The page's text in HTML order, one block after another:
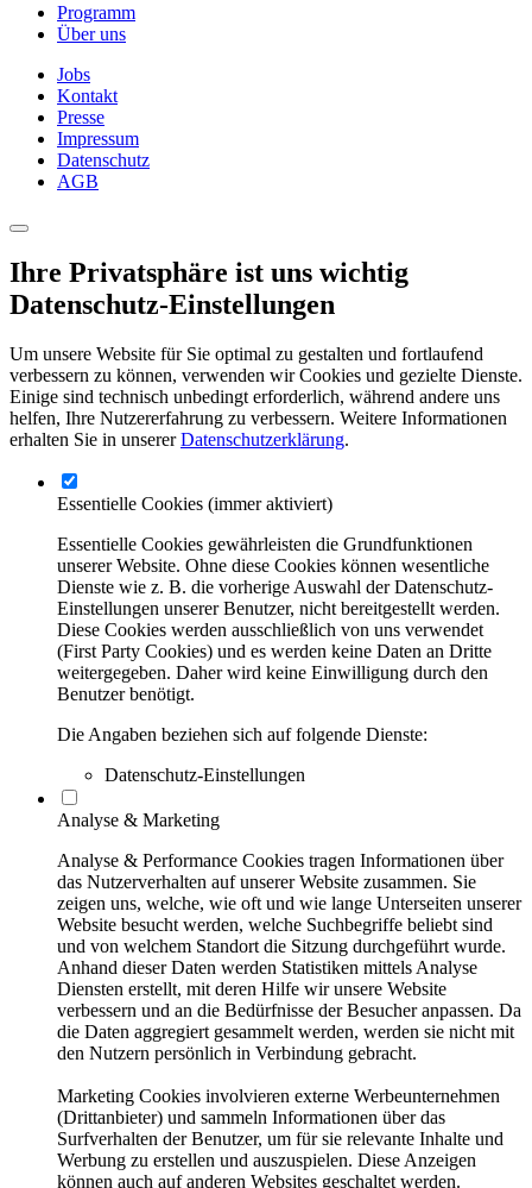
Programm
Über uns
Jobs
Kontakt
Presse
Impressum
Datenschutz
AGB
Ihre Privatsphäre ist uns wichtig
Datenschutz-Einstellungen
Um unsere Website für Sie optimal zu gestalten und fortlaufend
verbessern zu können, verwenden wir Cookies und gezielte Dienste.
Einige sind technisch unbedingt erforderlich, während andere uns
helfen, Ihre Nutzererfahrung zu verbessern. Weitere Informationen
erhalten Sie in unsererDatenschutzerklärung.
Essentielle Cookies (immer aktiviert)
Essentielle Cookies gewährleisten die Grundfunktionen
unserer Website. Ohne diese Cookies können wesentliche
Dienste wie z. B. die vorherige Auswahl der Datenschutz-
Einstellungen unserer Benutzer, nicht bereitgestellt werden.
Diese Cookies werden ausschließlich von uns verwendet
(First Party Cookies) und es werden keine Daten an Dritte
weitergegeben. Daher wird keine Einwilligung durch den
Benutzer benötigt.
Die Angaben beziehen sich auf folgende Dienste:
Datenschutz-Einstellungen
Analyse & Marketing
Analyse & Performance Cookies tragen Informationen über
das Nutzerverhalten auf unserer Website zusammen. Sie
zeigen uns, welche, wie oft und wie lange Unterseiten unserer
Website besucht werden, welche Suchbegriffe beliebt sind
und von welchem Standort die Sitzung durchgeführt wurde.
Anhand dieser Daten werden Statistiken mittels Analyse
Diensten erstellt, mit deren Hilfe wir unsere Website
verbessern und an die Bedürfnisse der Besucher anpassen. Da
die Daten aggregiert gesammelt werden, werden sie nicht mit
den Nutzern persönlich in Verbindung gebracht.
Marketing Cookies involvieren externe Werbeunternehmen
(Drittanbieter) und sammeln Informationen über das
Surfverhalten der Benutzer, um für sie relevante Inhalte und
Werbung zu erstellen und auszuspielen. Diese Anzeigen
können auch auf anderen Websites geschaltet werden.